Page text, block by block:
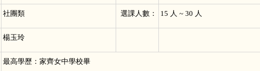
社團類 選課人數： 15 人 ~ 30 人
楊玉玲
最高學歷：家齊女中學校畢